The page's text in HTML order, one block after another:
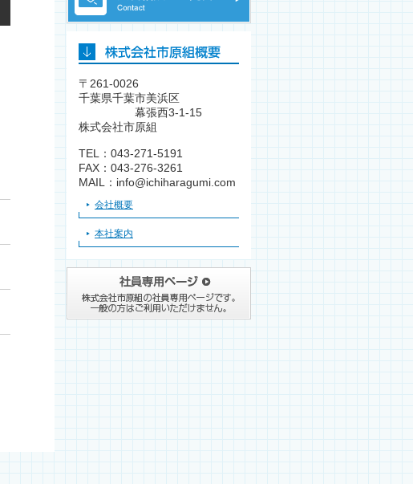
〒261-0026
千葉県千葉市美浜区
幕張西3-1-15
株式会社市原組
TEL：043-271-5191
FAX：043-276-3261
MAIL：info@ichiharagumi.com
会社概要
本社案内